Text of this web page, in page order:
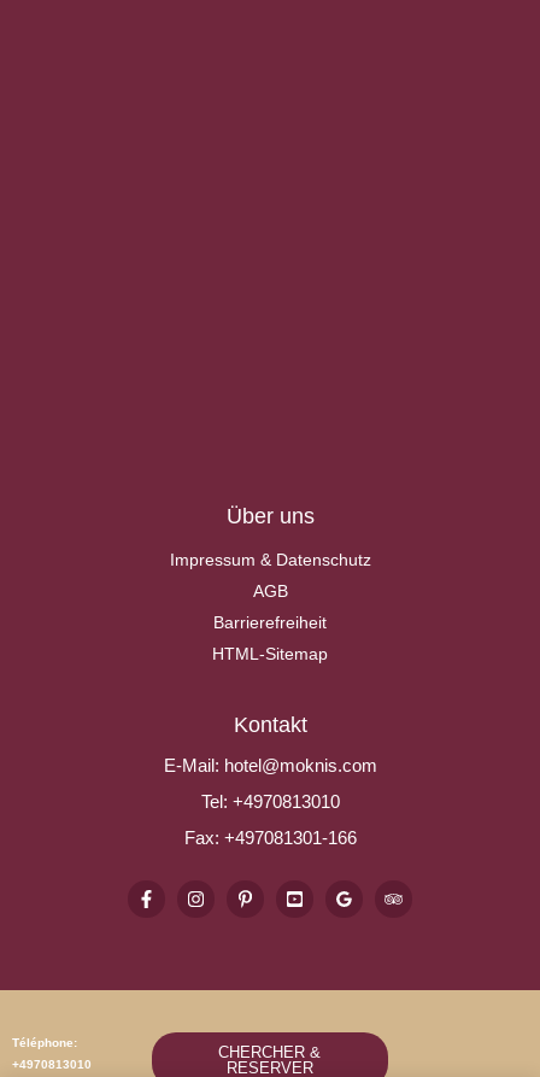
Über uns
Impressum & Datenschutz
AGB
Barrierefreiheit
HTML-Sitemap
Kontakt
E-Mail: hotel@moknis.com
Tel: +4970813010
Fax: +497081301-166
Téléphone:
+4970813010
CHERCHER &
RESERVER